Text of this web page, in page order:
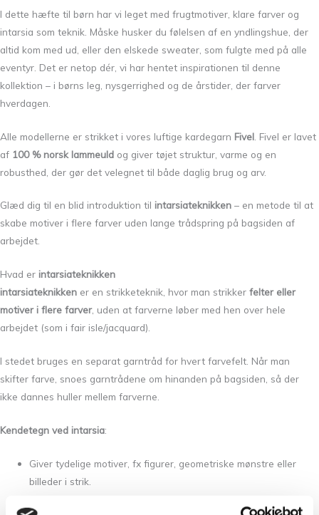
I dette hæfte til børn har vi leget med frugtmotiver, klare farver og
intarsia som teknik. Måske husker du følelsen af en yndlingshue, der
altid kom med ud, eller den elskede sweater, som fulgte med på alle
eventyr. Det er netop dér, vi har hentet inspirationen til denne
kollektion – i børns leg, nysgerrighed og de årstider, der farver
hverdagen.
Alle modellerne er strikket i vores luftige kardegarn Fivel . Fivel er lavet
af 100 % norsk lammeuld og giver tøjet struktur, varme og en
robusthed, der gør det velegnet til både daglig brug og arv.
Glæd dig til en blid introduktion til intarsiateknikken – en metode til at
skabe motiver i flere farver uden lange trådspring på bagsiden af
arbejdet.
Hvad er intarsiateknikken
intarsiateknikken er en strikketeknik, hvor man strikker felter eller
motiver i flere farver, uden at farverne løber med hen over hele
arbejdet (som i fair isle/jacquard).
I stedet bruges en separat garntråd for hvert farvefelt. Når man
skifter farve, snoes garntrådene om hinanden på bagsiden, så der
ikke dannes huller mellem farverne.
Kendetegn ved intarsia:
Giver tydelige motiver, fx figurer, geometriske mønstre eller
billeder i strik.